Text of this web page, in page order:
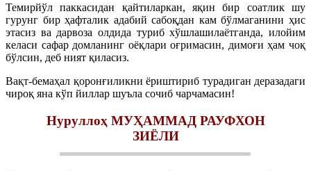
Темирйўл паккасидан қайтиларкан, яқин бир соатлик шу
гурунг бир ҳафталик адабий сабоқдан кам бўлмаганини ҳис
этасиз ва дарвоза олдида туриб хўшлашилаётганда, илойим
келаси сафар домланинг оёқлари оғримасин, димоғи ҳам чоқ
бўлсин, деб ният қиласиз.
Вақт-бемаҳал қоронғиликни ёриштириб турадиган деразадаги
чироқ яна кўп йиллар шуъла сочиб чарчамасин!
Нуруллоҳ МУҲАММАД РАУФХОН
ЗИЁЛИ